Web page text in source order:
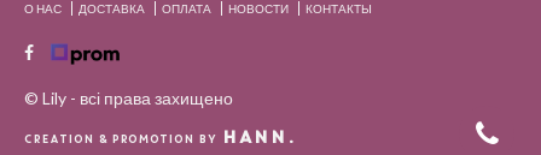
О НАС ДОСТАВКА ОПЛАТА НОВОСТИ КОНТАКТЫ
© Lily - всі права захищено
CREATION & PROMOTION BY HANN.